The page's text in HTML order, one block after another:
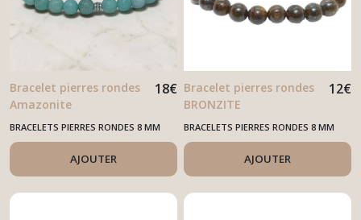
Bracelet pierres rondes
Amazonite
18€
BRACELETS PIERRES RONDES 8 MM
AJOUTER
Bracelet pierres rondes
BRONZITE
12€
BRACELETS PIERRES RONDES 8 MM
AJOUTER